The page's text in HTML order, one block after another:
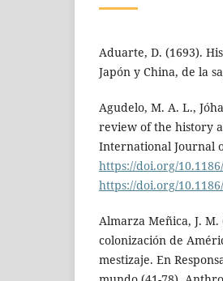
Aduarte, D. (1693).
Japón y China, de la
Agudelo, M. A. L.,
review of the history
International Journal
https://doi.org/
https://doi.org/
Almarza Meñica, J.
colonización de
mestizaje. En